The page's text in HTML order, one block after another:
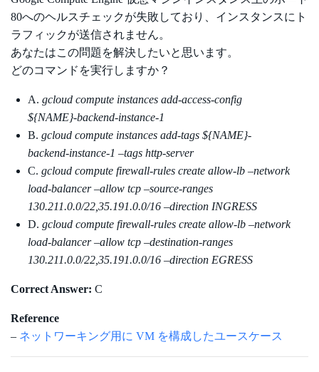
80へのヘルスチェックが失敗しており、インスタンスにト
ラフィックが送信されません。
あなたはこの問題を解決したいと思います。
どのコマンドを実行しますか？
A. gcloud compute instances add-access-config
${NAME}-backend-instance-1
B. gcloud compute instances add-tags ${NAME}-
backend-instance-1 –tags http-server
C. gcloud compute firewall-rules create allow-lb –network
load-balancer –allow tcp –source-ranges
130.211.0.0/22,35.191.0.0/16 –direction INGRESS
D. gcloud compute firewall-rules create allow-lb –network
load-balancer –allow tcp –destination-ranges
130.211.0.0/22,35.191.0.0/16 –direction EGRESS
Correct Answer: C
Reference
– ネットワーキング用に VM を構成したユースケース